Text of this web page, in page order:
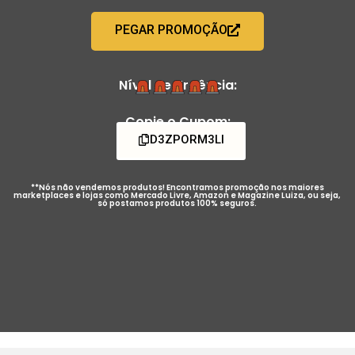
PEGAR PROMOÇÃO
Nível de Urgência:
Copie o Cupom:
D3ZPORM3LI
**Nós não vendemos produtos! Encontramos promoção nos maiores
marketplaces e lojas como Mercado Livre, Amazon e Magazine Luiza, ou seja,
só postamos produtos 100% seguros.